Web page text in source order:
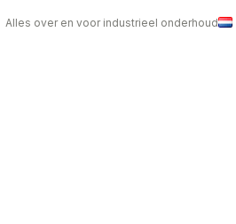
Alles over en voor industrieel onderhoud